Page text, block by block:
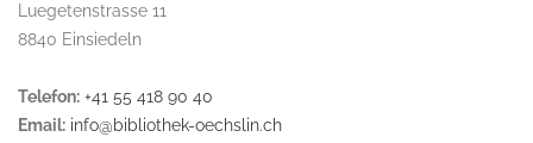
Luegetenstrasse 11
8840 Einsiedeln
Telefon: +41 55 418 90 40
Email: info@bibliothek-oechslin.ch